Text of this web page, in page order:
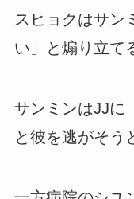
スヒョクはサン
い」と煽り立て
サンミンはJJに
と彼を逃がそう